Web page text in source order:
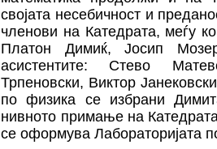
својата несебичност и
членови на Катедрата, меѓу
Платон Димиќ, Јосип
асистентите: Стево
Трпеновски, Виктор
по физика се избрани
нивното примање на
се оформува Лабораторијата